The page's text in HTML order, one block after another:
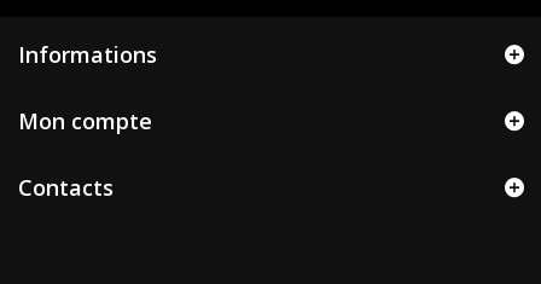
Informations
Mon compte
Contacts